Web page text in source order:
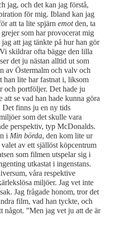
jag, och det kan jag förstå,
för mig. Ibland kan jag
att ta lite spjärn emotden, ta
som har provocerat mig
jag att jag tänkte på hur han gör
skildrar ofta bägge den lilla
det ju nästan alltid ut som
av Östermalm och valv och
han lite har fastnat i, liksom
och portföljer. Det hade ju
att se vad han hade kunna göra
Det finns ju en ny tids
som det skulle vara
perspektiv, typ McDonalds.
i Min börda, den kom lite ur
av ett själlöst köpcentrum
som filmen utspelar sig i
utkastat i ingenstans.
våra respektive
miljöer. Jag vet inte
Jag frågade honom, tror det
film, vad han tyckte, och
något. ”Men jag vet ju att de är